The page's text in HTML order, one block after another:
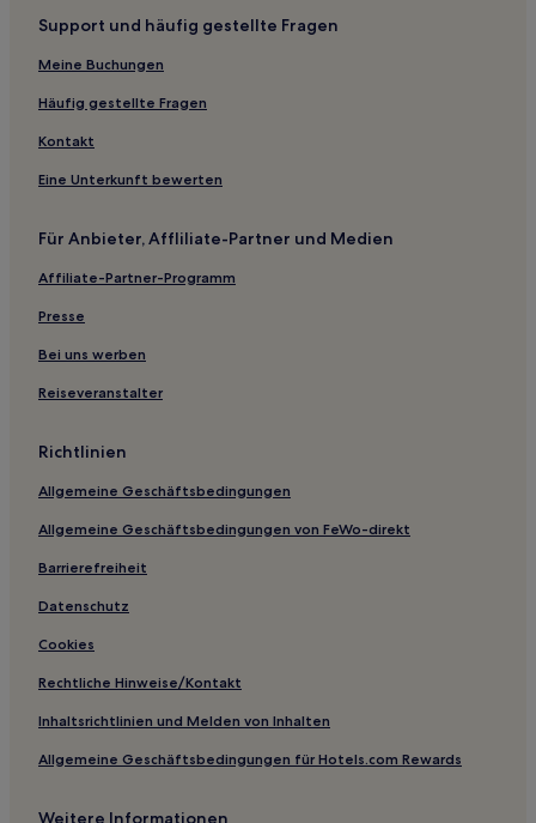
Support und häufig gestellte Fragen
Meine Buchungen
Häufig gestellte Fragen
Kontakt
Eine Unterkunft bewerten
Für Anbieter, Affliliate-Partner und Medien
Affiliate-Partner-Programm
Presse
Bei uns werben
Reiseveranstalter
Richtlinien
Allgemeine Geschäftsbedingungen
Allgemeine Geschäftsbedingungen von FeWo-direkt
Barrierefreiheit
Datenschutz
Cookies
Rechtliche Hinweise/Kontakt
Inhaltsrichtlinien und Melden von Inhalten
Allgemeine Geschäftsbedingungen für Hotels.com Rewards
Weitere Informationen